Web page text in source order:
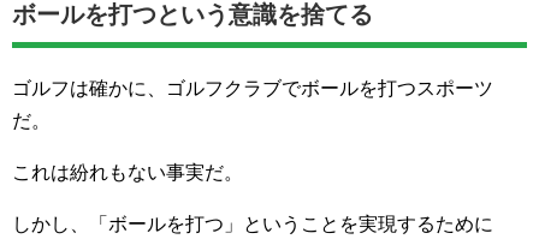
ボールを打つという意識を捨てる
ゴルフは確かに、ゴルフクラブでボールを打つスポーツ
だ。
これは紛れもない事実だ。
しかし、「ボールを打つ」ということを実現するために